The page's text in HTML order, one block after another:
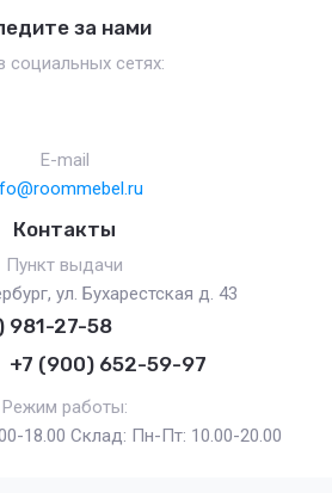
за нами
сетях:
E-mail
Контакты
Пункт выдачи
ул. Бухарестская д. 43
981-27-58
+7 (900) 652-59-97
Режим работы:
18.00 Склад: Пн-Пт: 10.00-20.00